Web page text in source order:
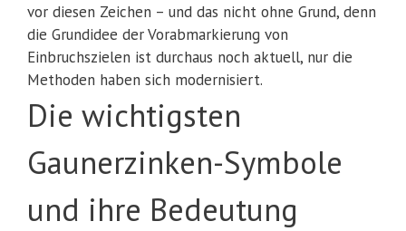
vor diesen Zeichen – und das nicht ohne Grund, denn
die Grundidee der Vorabmarkierung von
Einbruchszielen ist durchaus noch aktuell, nur die
Methoden haben sich modernisiert.
Die wichtigsten
Gaunerzinken-Symbole
und ihre Bedeutung